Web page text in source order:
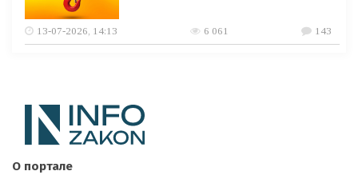
13-07-2026, 14:13 6 061 143
О портале